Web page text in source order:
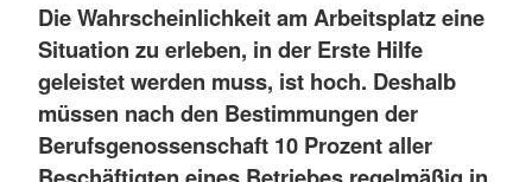
Die Wahrscheinlichkeit am Arbeitsplatz eine
Situation zu erleben, in der Erste Hilfe
geleistet werden muss, ist hoch. Deshalb
müssen nach den Bestimmungen der
Berufsgenossenschaft 10 Prozent aller